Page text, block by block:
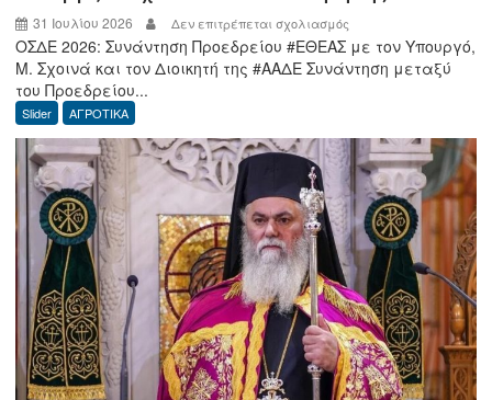
31 Ιουλίου 2026 Δεν επιτρέπεται σχολιασμός
ΟΣΔΕ
2026:
ΕΘΕΑΣ
με
τον
Υπουργό,
Μ.
Σχοινά
και
τον
Διοικητή
της
ΑΑΔΕ
ΟΣΔΕ 2026: Συνάντηση Προεδρείου #ΕΘΕΑΣ με τον Υπουργό,
Μ. Σχοινά και τον Διοικητή της #ΑΑΔΕ Συνάντηση μεταξύ
του Προεδρείου...
Slider ΑΓΡΟΤΙΚΑ